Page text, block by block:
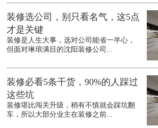
装修选公司，别只看名气，这5点
才是关键
装修是人生大事，选对公司能省一半心，
但面对琳琅满目的沈阳装修公司...
装修必看5条干货，90%的人踩过
这些坑
装修堪比闯关升级，稍有不慎就会踩坑翻
车，所以大部分业主在装修之前...